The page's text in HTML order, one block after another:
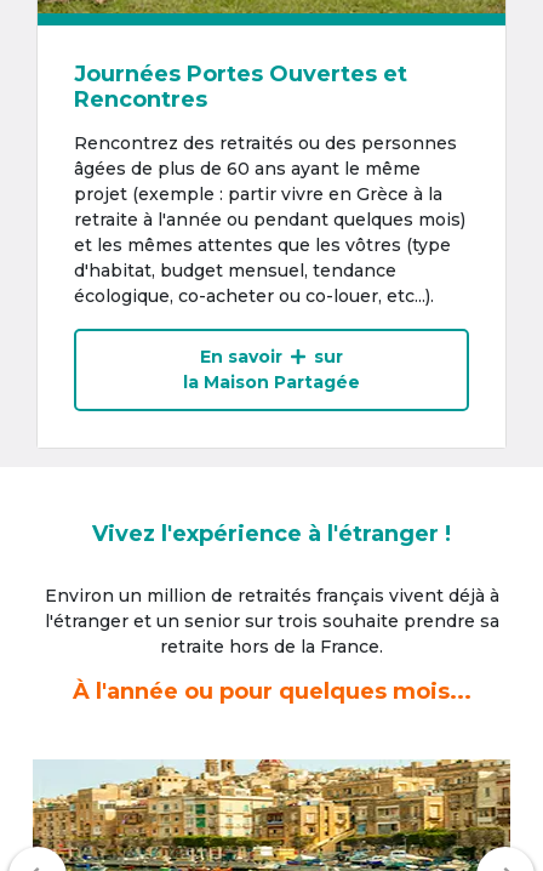
Journées Portes Ouvertes et
Rencontres
Rencontrez des retraités ou des personnes
âgées de plus de 60 ans ayant le même
projet (exemple : partir vivre en Grèce à la
retraite à l'année ou pendant quelques mois)
et les mêmes attentes que les vôtres (type
d'habitat, budget mensuel, tendance
écologique, co-acheter ou co-louer, etc...).
En savoir
sur
la Maison Partagée
Vivez l'expérience à l'étranger !
Environ un million de retraités français vivent déjà à
l'étrangeret un senior sur trois souhaite prendre sa
retraite hors de la France.
À l'année ou pour quelques mois...